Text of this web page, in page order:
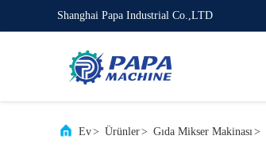
Shanghai Papa Industrial Co.,LTD
Ev> Ürünler> Gıda Mikser Makinası>